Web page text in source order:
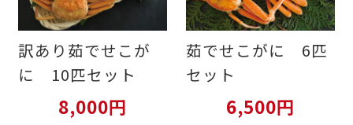
訳あり茹でせこが
に 10匹セット
8,000円
茹でせこがに 6匹
セット
6,500円